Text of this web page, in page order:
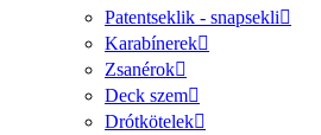
Patentseklik - snapsekli
Karabínerek
Zsanérok
Deck szem
Drótkötelek